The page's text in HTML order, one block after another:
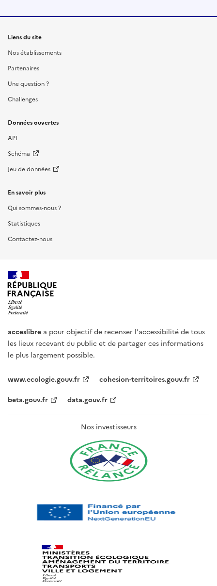
Liens du site
Nos établissements
Partenaires
Une question ?
Challenges
Données ouvertes
API
Schéma
Jeu de données
En savoir plus
Qui sommes-nous ?
Statistiques
Contactez-nous
RÉPUBLIQUE
FRANÇAISE
acceslibre a pour objectif de recenser l'accessibilité de tous
les lieux recevant du public et de partager ces informations
le plus largement possible.
www.ecologie.gouv.fr
cohesion-territoires.gouv.fr
beta.gouv.fr
data.gouv.fr
Nos investisseurs